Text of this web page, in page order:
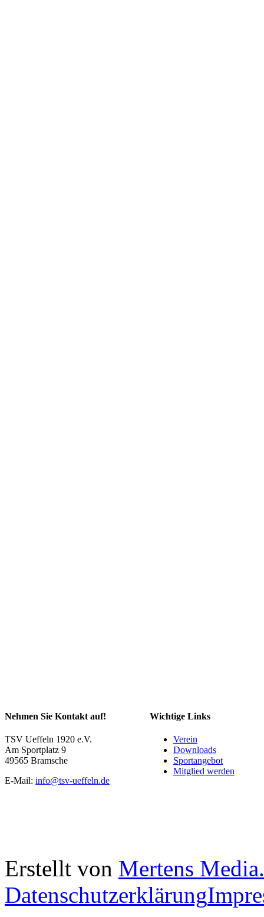
Nehmen Sie Kontakt auf!
TSV Ueffeln 1920 e.V.
Am Sportplatz 9
49565 Bramsche
E-Mail:info@tsv-ueffeln.de
Wichtige Links
Verein
Downloads
Sportangebot
Mitglied werden
Erstellt von Mertens Media.
Datenschutzerklärung